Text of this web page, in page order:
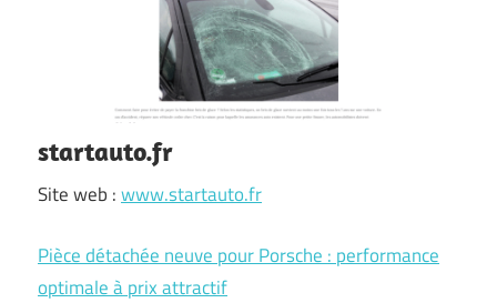
startauto.fr
Site web :www.startauto.fr
Pièce détachée neuve pour Porsche : performance
optimale à prix attractif